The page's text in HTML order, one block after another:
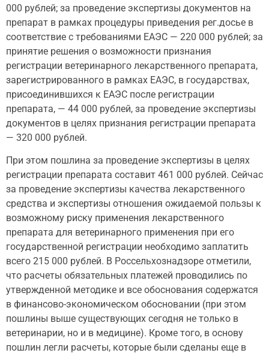
000 рублей; за проведение экспертизы документов на
препарат в рамках процедуры приведения рег.досье в
соответствие с требованиями ЕАЭС — 220 000 рублей; за
принятие решения о возможности признания
регистрации ветеринарного лекарственного препарата,
зарегистрированного в рамках ЕАЭС, в государствах,
присоединившихся к ЕАЭС после регистрации
препарата, — 44 000 рублей, за проведение экспертизы
документов в целях признания регистрации препарата
— 320 000 рублей.
При этом пошлина за проведение экспертизы в целях
регистрации препарата составит 461 000 рублей. Сейчас
за проведение экспертизы качества лекарственного
средства и экспертизы отношения ожидаемой пользы к
возможному риску применения лекарственного
препарата для ветеринарного применения при его
государственной регистрации необходимо заплатить
всего 215 000 рублей. В Россельхознадзоре отметили,
что расчеты обязательных платежей проводились по
утвержденной методике и все обоснования содержатся
в финансово-экономическом обосновании (при этом
пошлины выше существующих сегодня не только в
ветеринарии, но и в медицине). Кроме того, в основу
пошлин легли расчеты, которые были сделаны еще в